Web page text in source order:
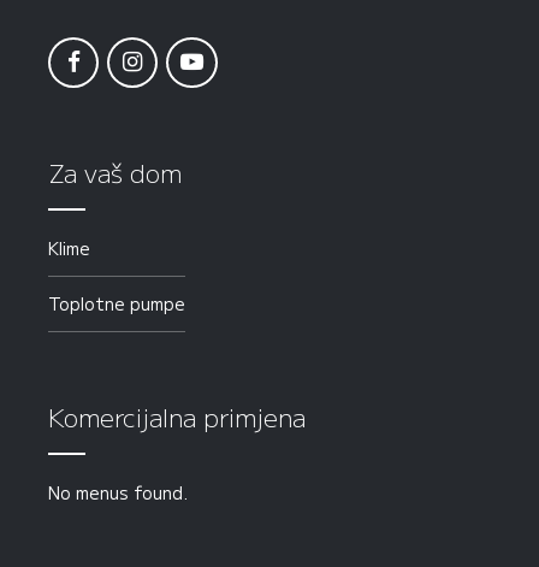
Za vaš dom
Klime
Toplotne pumpe
Komercijalna primjena
No menus found.